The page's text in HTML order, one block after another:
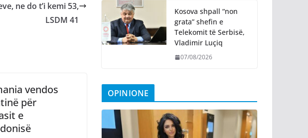
ne do t’i kemi 53,
LSDM 41
vendos
për
e
Kosova shpall “non
grata” shefin e
Telekomit të Serbisë,
Vladimir Luçiq
07/08/2026
OPINIONE